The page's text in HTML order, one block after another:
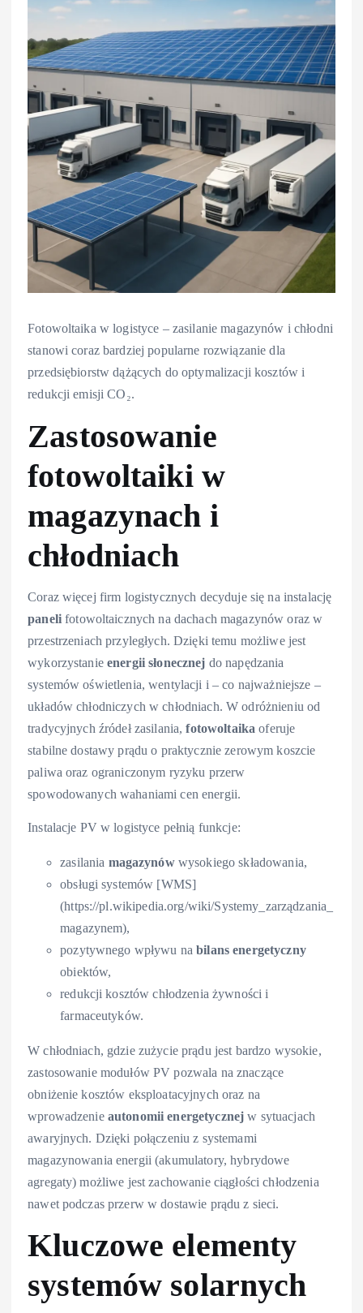
Fotowoltaika w logistyce – zasilanie magazynów i chłodni
stanowi coraz bardziej popularne rozwiązanie dla
przedsiębiorstw dążących do optymalizacji kosztów i
redukcji emisji CO₂.
Zastosowanie
fotowoltaiki w
magazynach i
chłodniach
Coraz więcej firm logistycznych decyduje się na instalację
panelifotowoltaicznych na dachach magazynów oraz w
przestrzeniach przyległych. Dzięki temu możliwe jest
wykorzystanieenergii słonecznej do napędzania
systemów oświetlenia, wentylacji i – co najważniejsze –
układów chłodniczych w chłodniach. W odróżnieniu od
tradycyjnych źródeł zasilania,fotowoltaika oferuje
stabilne dostawy prądu o praktycznie zerowym koszcie
paliwa oraz ograniczonym ryzyku przerw
spowodowanych wahaniami cen energii.
Instalacje PV w logistyce pełnią funkcje:
zasilania magazynówwysokiego składowania,
obsługi systemów [WMS]
(https://pl.wikipedia.org/wiki/Systemy_zarządzania_
magazynem),
pozytywnego wpływu nabilans energetyczny
obiektów,
redukcji kosztów chłodzenia żywności i
farmaceutyków.
W chłodniach, gdzie zużycie prądu jest bardzo wysokie,
zastosowanie modułów PV pozwala na znaczące
obniżenie kosztów eksploatacyjnych oraz na
wprowadzenie autonomii energetycznej w sytuacjach
awaryjnych. Dzięki połączeniu z systemami
magazynowania energii (akumulatory, hybrydowe
agregaty) możliwe jest zachowanie ciągłości chłodzenia
nawet podczas przerw w dostawie prądu z sieci.
Kluczowe elementy
systemów solarnych